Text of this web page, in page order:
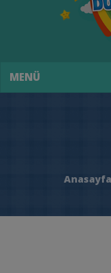
MENÜ
Anasayfa